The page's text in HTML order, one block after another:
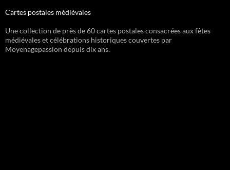
Cartes postales médiévales
Une collection de près de 60 cartes postales consacrées aux fêtes
médiévales et célébrations historiques couvertes par
Moyenagepassion depuis dix ans.